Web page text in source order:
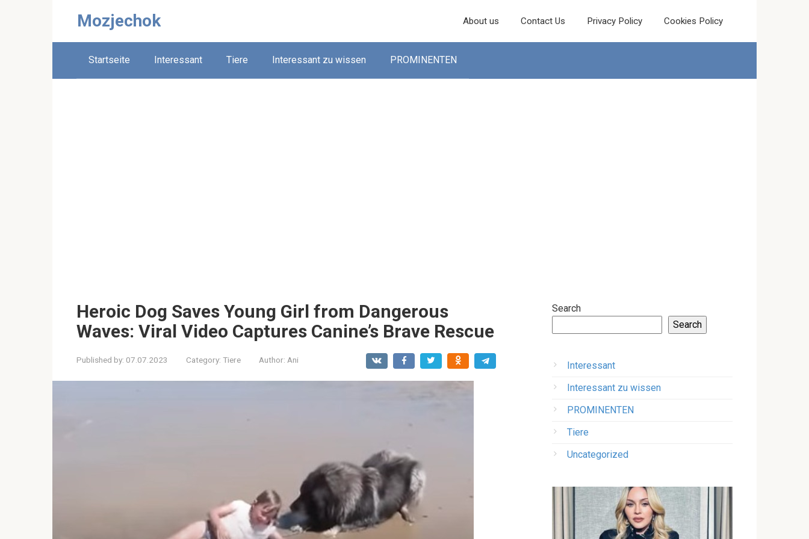
Mozjechok About us Contact Us Privacy Policy Cookies Policy
Startseite Interessant Tiere Interessant zu wissen PROMINENTEN
Heroic Dog Saves Young Girl from Dangerous
Waves: Viral Video Captures Canine’s Brave Rescue
Published by: 07.07.2023 Category: Tiere Author: Ani
Search
Search
Interessant
Interessant zu wissen
PROMINENTEN
Tiere
Uncategorized